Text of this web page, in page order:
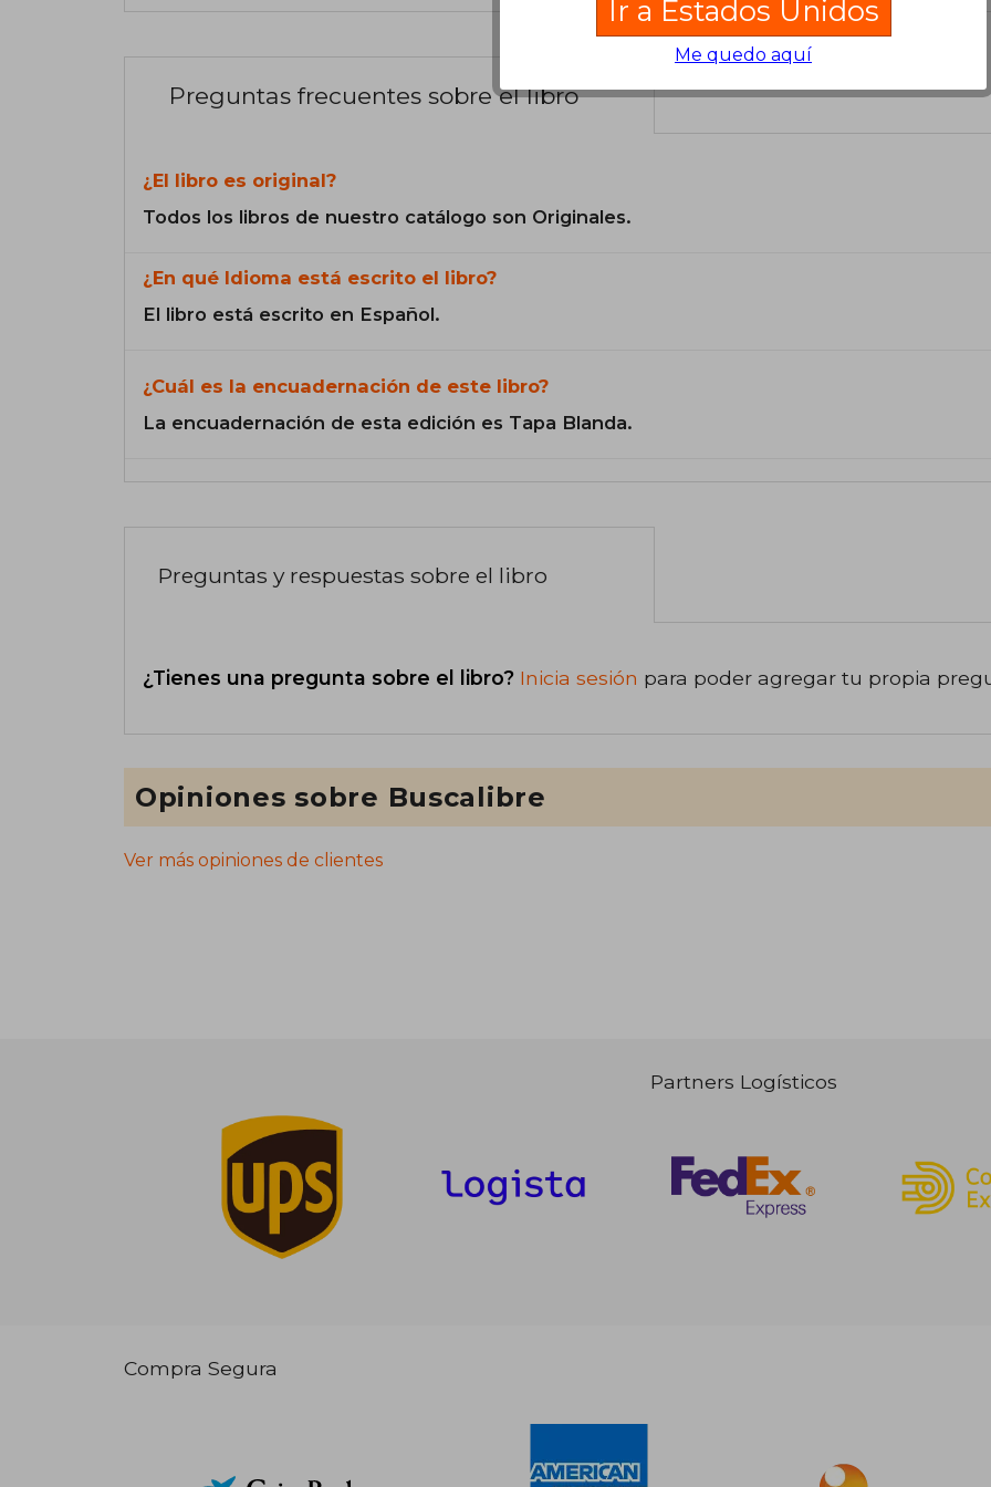
Preguntas frecuentes sobre el libro
¿El libro es original?
Todos los libros de nuestro catálogo son Originales.
¿En qué Idioma está escrito el libro?
El libro está escrito en Español.
¿Cuál es la encuadernación de este libro?
La encuadernación de esta edición es Tapa Blanda.
Preguntas y respuestas sobre el libro
¿Tienes una pregunta sobre el libro? Inicia sesión para poder agregar tu propia
Opiniones sobre Buscalibre
Ver más opiniones de clientes
Partners Logísticos
Compra Segura
Ir a Estados Unidos
Me quedo aquí